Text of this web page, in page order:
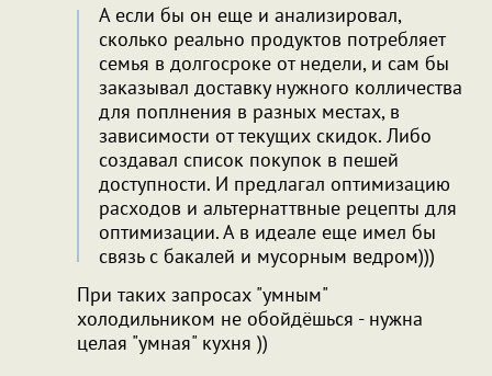
А если бы он еще и анализировал,
сколько реально продуктов потребляет
семья в долгосроке от недели, и сам бы
заказывал доставку нужного колличества
для поплнения в разных местах, в
зависимости от текущих скидок. Либо
создавал список покупок в пешей
доступности. И предлагал оптимизацию
расходов и альтернаттвные рецепты для
оптимизации. А в идеале еще имел бы
связь с бакалей и мусорным ведром)))
При таких запросах "умным"
холодильником не обойдёшься - нужна
целая "умная" кухня ))